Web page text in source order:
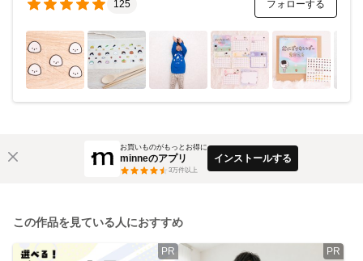
125 フォローする
お買いものがもっとお得に
minneのアプリ
3万件以上
インストールする
この作品を見ている人におすすめ
PR PR